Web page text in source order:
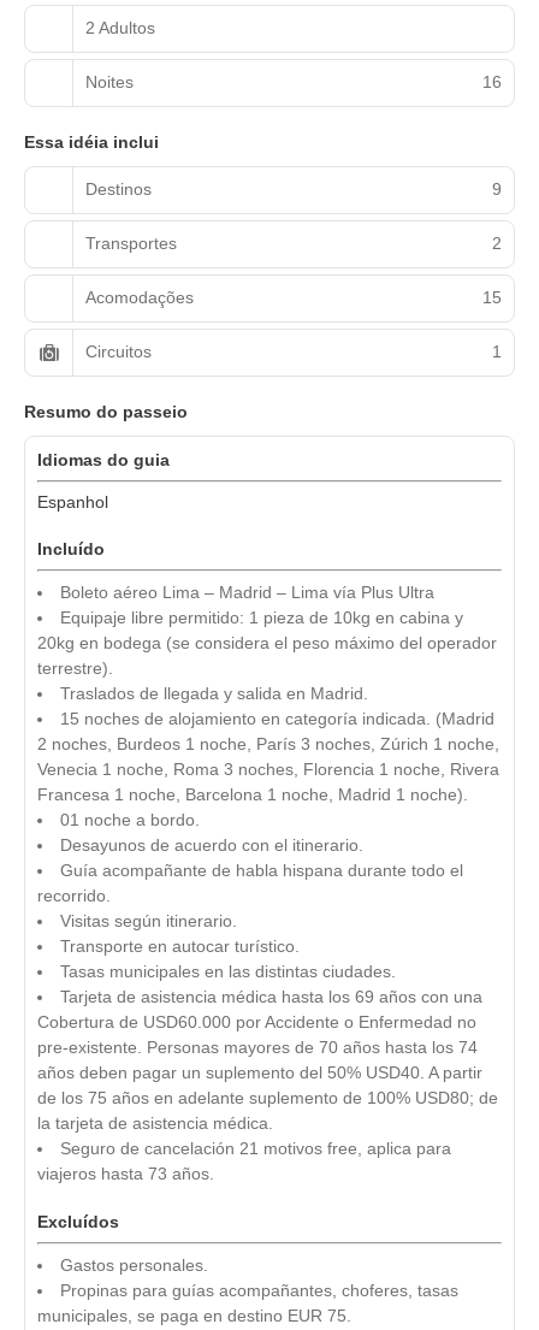
2 Adultos
Noites 16
Essa idéia inclui
Destinos 9
Transportes 2
Acomodações 15
Circuitos 1
Resumo do passeio
Idiomas do guia
Espanhol
Incluído
Boleto aéreo Lima – Madrid – Lima vía Plus Ultra
Equipaje libre permitido: 1 pieza de 10kg en cabina y
20kg en bodega (se considera el peso máximo del operador
terrestre).
Traslados de llegada y salida en Madrid.
15 noches de alojamiento en categoría indicada. (Madrid
2 noches, Burdeos 1 noche, París 3 noches, Zúrich 1 noche,
Venecia 1 noche, Roma 3 noches, Florencia 1 noche, Rivera
Francesa 1 noche, Barcelona 1 noche, Madrid 1 noche).
01 noche a bordo.
Desayunos de acuerdo con el itinerario.
Guía acompañante de habla hispana durante todo el
recorrido.
Visitas según itinerario.
Transporte en autocar turístico.
Tasas municipales en las distintas ciudades.
Tarjeta de asistencia médica hasta los 69 años con una
Cobertura de USD60.000 por Accidente o Enfermedad no
pre-existente. Personas mayores de 70 años hasta los 74
años deben pagar un suplemento del 50% USD40. A partir
de los 75 años en adelante suplemento de 100% USD80; de
la tarjeta de asistencia médica.
Seguro de cancelación 21 motivos free, aplica para
viajeros hasta 73 años.
Excluídos
Gastos personales.
Propinas para guías acompañantes, choferes, tasas
municipales, se paga en destino EUR 75.